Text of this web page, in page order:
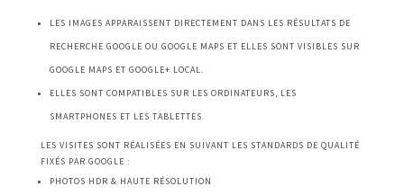
LES IMAGES APPARAISSENT DIRECTEMENT DANS LES RÉSULTATS DE
RECHERCHE GOOGLE OU GOOGLE MAPS ET ELLES SONT VISIBLES SUR
GOOGLE MAPS ET GOOGLE+ LOCAL.
ELLES SONT COMPATIBLES SUR LES ORDINATEURS, LES
SMARTPHONES ET LES TABLETTES.
LES VISITES SONT RÉALISÉES EN SUIVANT LES STANDARDS DE QUALITÉ
FIXÉS PAR GOOGLE :
PHOTOS HDR & HAUTE RÉSOLUTION